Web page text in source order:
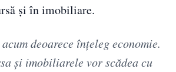
și în imobiliare.
deoarece înțeleg economie.
și imobiliarele vor scădea cu